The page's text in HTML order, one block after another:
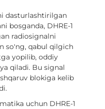
dasturlashtirilgan
bosganda, DHRE-1
radiosignalni
so'ng, qabul qilgich
yopilib, oddiy
qiladi. Bu signal
blokiga kelib
uchun DHRE-1